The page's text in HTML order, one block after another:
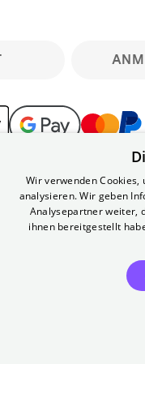
nicht stornierbar.
für reguläre
zu können.
mit einem
Wir verwenden
analysieren. Wir geben
Analysepartner weiter,
ihnen bereitgestellt